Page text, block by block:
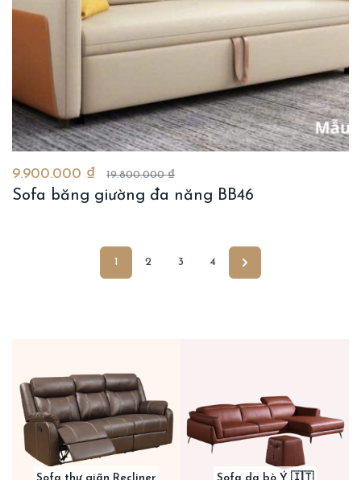
9.900.000 ₫ 19.800.000 ₫
Sofa băng giường đa năng BB46
1 2 3 4